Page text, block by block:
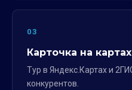
03
Карточка на картах
Тур в Яндекс.Картах и
конкурентов.